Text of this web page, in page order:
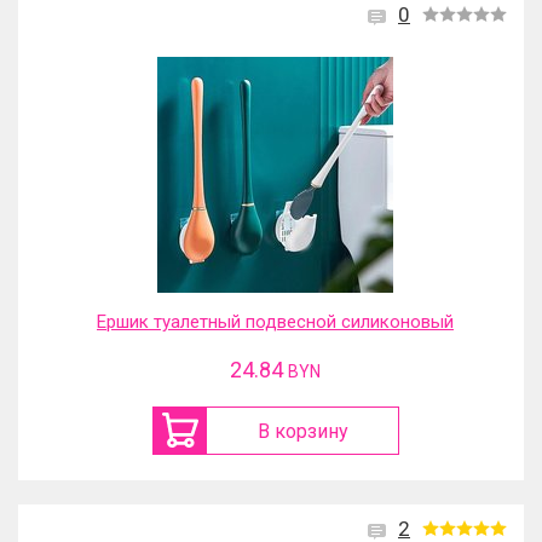
0
Ершик туалетный подвесной силиконовый
24.84 BYN
В корзину
2